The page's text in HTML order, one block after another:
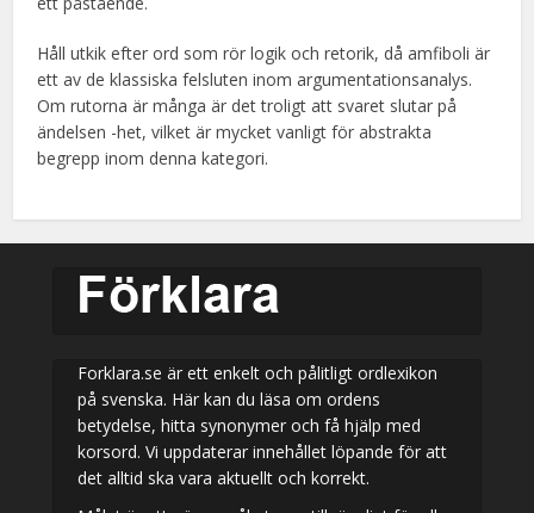
Håll utkik efter ord som rör logik och retorik, då amfiboli är
ett av de klassiska felsluten inom argumentationsanalys.
Om rutorna är många är det troligt att svaret slutar på
ändelsen -het, vilket är mycket vanligt för abstrakta
begrepp inom denna kategori.
Forklara.se är ett enkelt och pålitligt ordlexikon
på svenska. Här kan du läsa om ordens
betydelse, hitta synonymer och få hjälp med
korsord. Vi uppdaterar innehållet löpande för att
det alltid ska vara aktuellt och korrekt.